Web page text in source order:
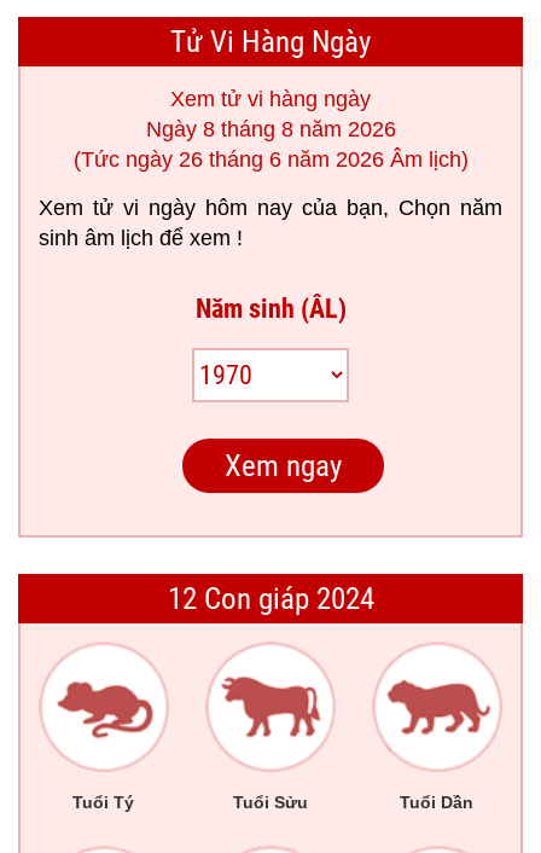
Tử Vi Hàng Ngày
Xem tử vi hàng ngày
Ngày 8 tháng 8 năm 2026
(Tức ngày 26 tháng 6 năm 2026 Âm lịch)
Xem tử vi ngày hôm nay của bạn, Chọn năm
sinh âm lịch để xem !
Năm sinh (ÂL)
12 Con giáp 2024
Tuổi Tý Tuổi Sửu Tuổi Dần